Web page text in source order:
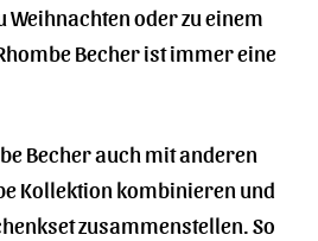
Weihnachten oder zu einem
Becher ist immer eine
Becher auch mit anderen
Kollektion kombinieren und
zusammenstellen. So